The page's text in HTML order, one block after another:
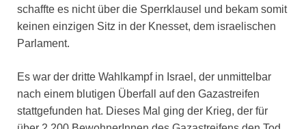
schaffte es nicht über die Sperrklausel und bekam somit
keinen einzigen Sitz in der Knesset, dem israelischen
Parlament.
Es war der dritte Wahlkampf in Israel, der unmittelbar
nach einem blutigen Überfall auf den Gazastreifen
stattgefunden hat. Dieses Mal ging der Krieg, der für